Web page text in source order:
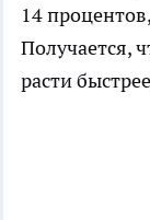
14
Получается,
расти